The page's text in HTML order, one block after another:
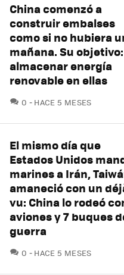
China comenzó a
construir embalses
como si no hubiera
mañana. Su objetivo:
almacenar energía
renovable en ellas
0 COMENTARIOS
HACE 5 MESES
El mismo día que
Estados Unidos
marines a Irán,
amaneció con un
vu: China lo rodeó
aviones y 7 buques
guerra
0 COMENTARIOS
HACE 5 MESES